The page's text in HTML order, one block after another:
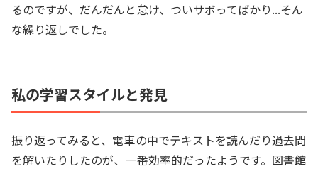
るのですが、だんだんと怠け、ついサボってばかり...そん
な繰り返しでした。
私の学習スタイルと発見
振り返ってみると、電車の中でテキストを読んだり過去問
を解いたりしたのが、一番効率的だったようです。図書館